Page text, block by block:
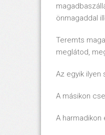
önmagaddal
Teremts
meglátod,
Az egyik ilyen
A másikon
A